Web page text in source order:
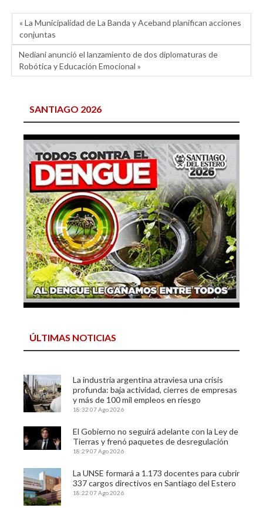
« La Municipalidad de La Banda y Aceband planifican acciones
conjuntas
Nediani anunció el lanzamiento de dos diplomaturas de
Robótica y Educación Emocional »
SANTIAGO 2026
ÚLTIMAS NOTICIAS
La industria argentina atraviesa una crisis
profunda: baja actividad, cierres de empresas
y más de 100 mil empleos en riesgo
18:32 07 Ago 2026
El Gobierno no seguirá adelante con la Ley de
Tierras y frenó paquetes de desregulación
18:2907 Ago 2026
La UNSE formará a 1.173 docentes para cubrir
337 cargos directivos en Santiago del Estero
18:22 07 Ago 2026